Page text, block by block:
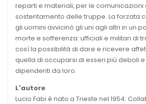
reparti e materiali, per le comunicazioni
sostentamento delle truppe. La forzata
gli uomini avvicinò gli uni agli altri in un
morte e sofferenza: ufficiali e militari di
così la possibilità di dare e ricevere
quella di occuparsi di esseri più deboli
dipendenti da loro.
L'autore
Lucio Fabi è nato a Trieste nel 1954.